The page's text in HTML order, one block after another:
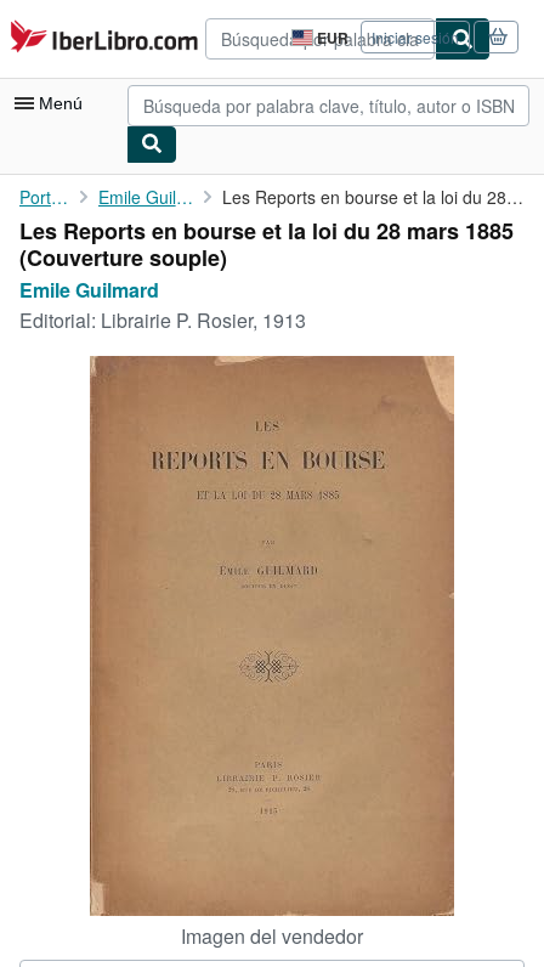
Pasar al contenido principal
IberLibro.com EUR
Preferencias
de
compra
del
Iniciar sesión
Menú
Mi cuenta
Consultar mis pedidos
Búsqueda avanzada
Colecciones
Libros antiguos
Arte y coleccionismo
CERRAR
Portada Emile Guilmard Les Reports en bourse et la loi du 28 mars 1885
Les Reports en bourse et la loi du 28 mars 1885
(Couverture souple)
Emile Guilmard
Editorial: Librairie P. Rosier, 1913
Imagen del vendedor